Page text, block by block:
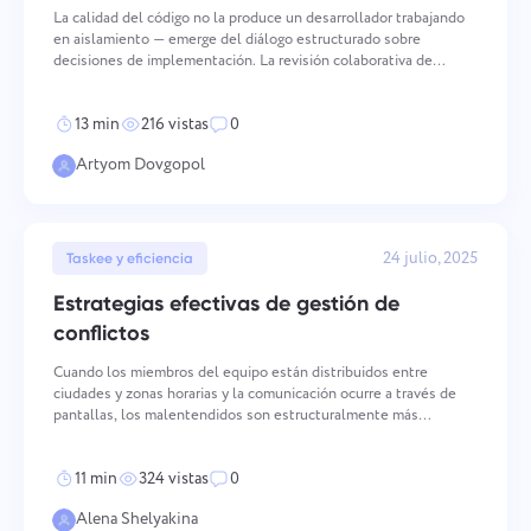
La calidad del código no la produce un desarrollador trabajando
en aislamiento — emerge del diálogo estructurado sobre
decisiones de implementación. La revisión colaborativa de
13 min 216 vistas
0
Artyom Dovgopol
Taskee y eficiencia 24 julio, 2025
Estrategias efectivas de gestión de
conflictos
Cuando los miembros del equipo están distribuidos entre
ciudades y zonas horarias y la comunicación ocurre a través de
pantallas, los malentendidos son estructuralmente más
11 min 324 vistas
0
Alena Shelyakina
traducción
Proporciona una descripción del problema junto
con la opción correcta
Contacta con nosotros
Número de teléfono
Email
Por favor, describe detalladamente el problema
que has encontrado, proporcionando información
específica, y no dudes en adjuntar cualquier
archivo relevante. Tu participación activa nos
ayuda a mejorar la experiencia del usuario,
garantizando un mejor servicio para todos.
Gracias por ser parte de Taskee
Sugerir tu función
Función